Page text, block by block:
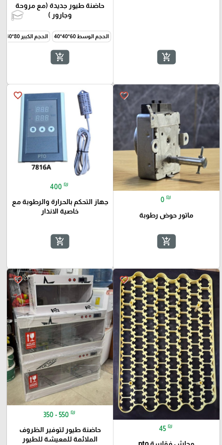
🎓
add_shopping_cart
حاضنة طيور جديدة (مع مروحة
وجارور )
الحجم الوسط 60*40*40 الحجم الكبير 80*40*40
add_shopping_cart
favorite_border
0 ₪
ماتور حوض رطوبة
add_shopping_cart
favorite_border
400 ₪
جهاز التحكم بالحرارة والرطوبة مع
خاصية الانذار
add_shopping_cart
favorite_border
45 ₪
favorite_border
350 - 550 ₪
حاضنة طيور لتوفير الظروف
الملائمة للمعيشة للطيور